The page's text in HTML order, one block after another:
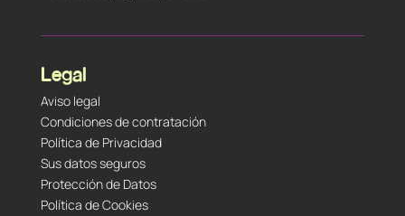
Legal
Aviso legal
Condiciones de contratación
Política de Privacidad
Sus datos seguros
Protección de Datos
Política de Cookies